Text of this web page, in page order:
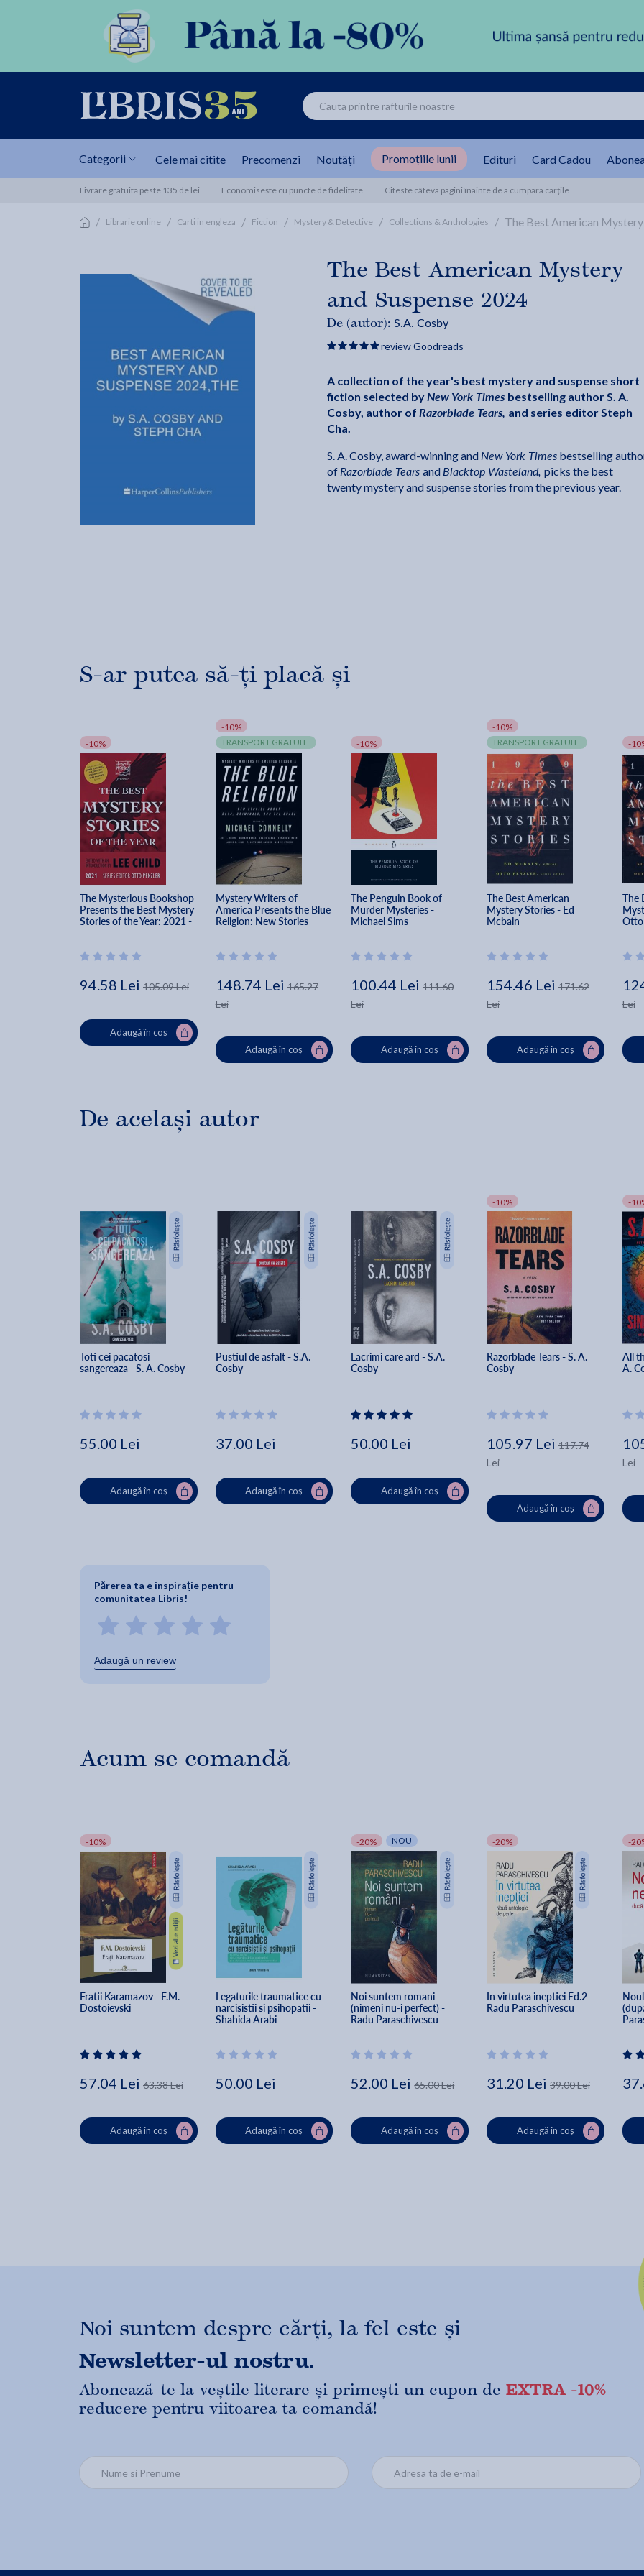
Categorii Cele mai citite Precomenzi Noutăți Promoțiile lunii Edituri Card Cadou
Livrare gratuită peste 135 de lei Economisește cu puncte de fidelitate Citeste câteva pagini înainte de a cumpăra cărțile
/ Librarie online / Carti in engleza / Fiction / Mystery & Detective / Collections & Anthologies / The Best American Mystery
The Best American Mystery
and Suspense 2024
De (autor): S.A. Cosby
review Goodreads
A collection of the year's best mystery and suspense short
fiction selected byNew York Times bestselling author S. A.
Cosby, author of Razorblade Tears, and series editor Steph
Cha.
S. A. Cosby, award-winning and New York Timesbestselling
of Razorblade Tears and Blacktop Wasteland, picks the best
twenty mystery and suspense stories from the previous year.
S-ar putea să-ți placă și
-10%
The Mysterious Bookshop
Presents the Best Mystery
Stories of the Year: 2021 -
94.58 Lei 105.09 Lei
Adaugă în coș
-10%
TRANSPORT GRATUIT
Mystery Writers of
America Presents the Blue
Religion: New Stories
Connelly
148.74 Lei 165.27
Lei
Adaugă în coș
-10%
The Penguin Book of
Murder Mysteries -
Michael Sims
100.44 Lei 111.60
Lei
Adaugă în coș
-10%
TRANSPORT GRATUIT
The Best American
Mystery Stories - Ed
Mcbain
154.46 Lei 171.62
Lei
Adaugă în coș
-
The
Otto
Lei
De același autor
Toti cei pacatosi
sangereaza - S. A. Cosby
55.00 Lei
Adaugă în coș
Pustiul de asfalt - S.A.
Cosby
37.00 Lei
Adaugă în coș
Lacrimi care ard - S.A.
Cosby
50.00 Lei
Adaugă în coș
-10%
Razorblade Tears - S. A.
Cosby
105.97 Lei 117.74
Lei
Adaugă în coș
-
All
A.
Lei
Părerea ta e inspirație pentru
comunitatea Libris!
Adaugă un review
Acum se comandă
-10%
Fratii Karamazov - F.M.
Dostoievski
57.04 Lei 63.38 Lei
Adaugă în coș
Legaturile traumatice cu
narcisistii si psihopatii -
Shahida Arabi
50.00 Lei
Adaugă în coș
-20% NOU
Noi suntem romani
(nimeni nu-i perfect) -
Radu Paraschivescu
52.00 Lei 65.00 Lei
Adaugă în coș
-20%
In virtutea ineptiei Ed.2 -
Radu Paraschivescu
31.20 Lei 39.00 Lei
Adaugă în coș
-
Noi suntem despre cărți, la fel este și
Newsletter-ul nostru.
Abonează-te la veștile literare și primești un cupon de EXTRA -10%
reducere pentru viitoarea ta comandă!